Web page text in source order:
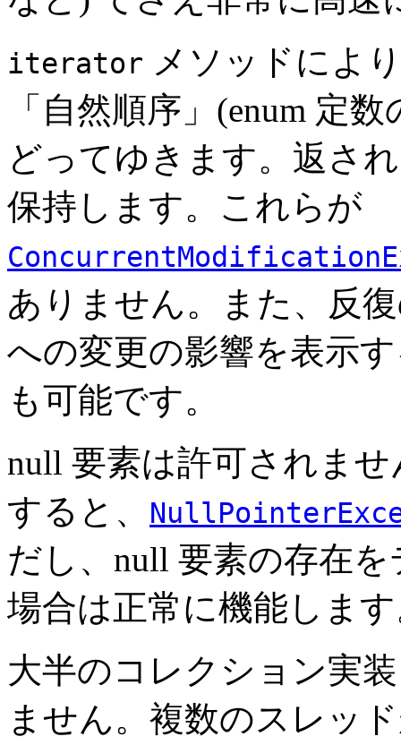
iterator メソッドによ
「自然順序」(enum 定
どってゆきます。返さ
保持します。これらが
ありません。また、反
への変更の影響を表示
も可能です。
null 要素は許可されま
すると、
だし、null 要素の存在
場合は正常に機能しま
大半のコレクション実
ません。複数のスレッ